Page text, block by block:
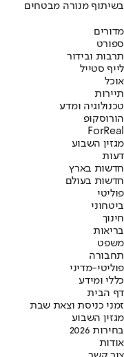
בשיתוף מנורה מבטחים
מדורים
ספורט
תרבות ובידור
לייף סטייל
אוכל
תיירות
טכנולוגיה ומדע
הורוסקופ
ForReal
מגזין השבוע
דעות
חדשות בארץ
חדשות בעולם
פוליטי
ביטחוני
חינוך
בריאות
משפט
תחבורה
פוליטי-מדיני
כללי ומידע
דף הבית
זמני כניסת וצאת שבת
מגזין השבוע
בחירות 2026
אודות